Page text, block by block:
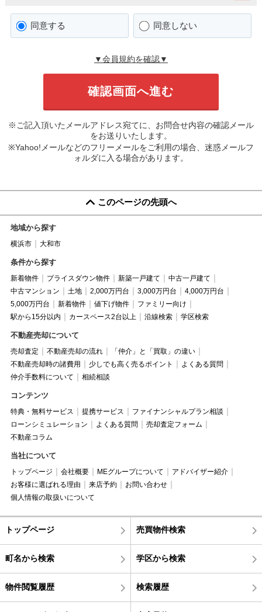
同意する 同意しない
▼会員規約を確認▼
※ご記入頂いたメールアドレス宛てに、お問合せ内容の確認メール
をお送りいたします。
※Yahoo!メールなどのフリーメールをご利用の場合、迷惑メールフ
ォルダに入る場合があります。
このページの先頭へ
地域から探す
横浜市 大和市
条件から探す
新着物件 プライスダウン物件 新築一戸建て
中古一戸建て
中古マンション
土地 2,000万円台 3,000万円台
4,000万円台
5,000万円台
新着物件 値下げ物件
ファミリー向け
駅から15分以内
カースペース2台以上 沿線検索 学区検索
不動産売却について
売却査定 不動産売却の流れ
「仲介」と「買取」の違い
不動産売却時の諸費用
少しでも高く売るポイント
よくある質問
仲介手数料について
相続相談
コンテンツ
特典・無料サービス 提携サービス
ファイナンシャルプラン相談
ローンシミュレーション
よくある質問
売却査定フォーム
不動産コラム
当社について
トップページ 会社概要 MEグループについて
アドバイザー紹介
お客様に選ばれる理由
来店予約
お問い合わせ
個人情報の取扱いについて
トップページ 売買物件検索
町名から検索 学区から検索
物件閲覧履歴 検索履歴